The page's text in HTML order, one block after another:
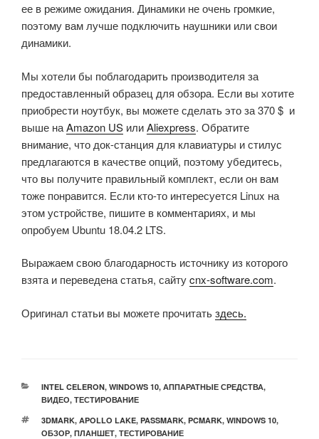
ее в режиме ожидания. Динамики не очень громкие,
поэтому вам лучше подключить наушники или свои
динамики.
Мы хотели бы поблагодарить производителя за
предоставленный образец для обзора. Если вы хотите
приобрести ноутбук, вы можете сделать это за 370 $ и
выше наAmazon US илиAliexpress. Обратите
внимание, что док-станция для клавиатуры и стилус
предлагаются в качестве опций, поэтому убедитесь,
что вы получите правильный комплект, если он вам
тоже понравится. Если кто-то интересуется Linux на
этом устройстве, пишите в комментариях, и мы
опробуем Ubuntu 18.04.2 LTS.
Выражаем свою благодарность источнику из которого
взята и переведена статья, сайтуcnx-software.com.
Оригинал статьи вы можете прочитатьздесь.
РУБРИКИ
INTEL CELERON, WINDOWS 10, АППАРАТНЫЕ СРЕДСТВА,
ВИДЕО, ТЕСТИРОВАНИЕ
МЕТКИ
3DMARK, APOLLO LAKE, PASSMARK, PCMARK, WINDOWS 10,
ОБЗОР, ПЛАНШЕТ, ТЕСТИРОВАНИЕ